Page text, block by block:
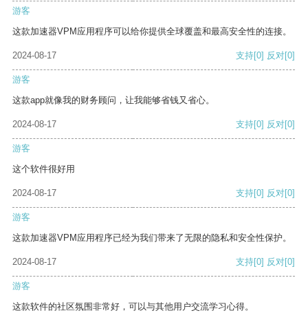
游客
这款加速器VPM应用程序可以给你提供全球覆盖和最高安全性的连接。
2024-08-17 支持[0] 反对[0]
游客
这款app就像我的财务顾问，让我能够省钱又省心。
2024-08-17 支持[0] 反对[0]
游客
这个软件很好用
2024-08-17 支持[0] 反对[0]
游客
这款加速器VPM应用程序已经为我们带来了无限的隐私和安全性保护。
2024-08-17 支持[0] 反对[0]
游客
这款软件的社区氛围非常好，可以与其他用户交流学习心得。